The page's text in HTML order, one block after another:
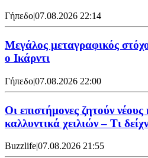
Γήπεδο|07.08.2026 22:14
Μεγάλος μεταγραφικός
ο Ικάρντι
Γήπεδο|07.08.2026 22:00
Οι επιστήμονες ζητούν νέους
καλλυντικά χειλιών – Τι
Buzzlife|07.08.2026 21:55